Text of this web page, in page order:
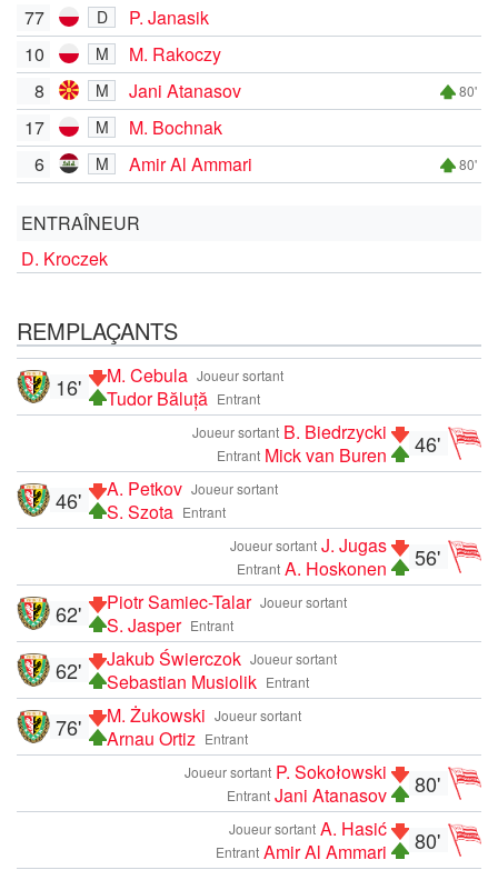
77 D
P. Janasik
10
M
M. Rakoczy
8
M Jani Atanasov 80'
17 M
M. Bochnak
6
M Amir Al Ammari 80'
ENTRAÎNEUR
D. Kroczek
REMPLAÇANTS
Joueur sortant
M. Cebula
Entrant
Tudor Băluță
16'
46'
Joueur sortant B. Biedrzycki
Entrant Mick van Buren
Joueur sortant
A. Petkov
Entrant
S. Szota
46'
56'
Joueur sortant J. Jugas
Entrant A. Hoskonen
Joueur sortant
Piotr Samiec-Talar
Entrant
S. Jasper
62'
Joueur sortant
Jakub Świerczok
Entrant
Sebastian Musiolik
62'
Joueur sortant
M. Żukowski
Entrant
Arnau Ortiz
76'
80'
Joueur sortant P. Sokołowski
Entrant Jani Atanasov
80'
Joueur sortant A. Hasić
Entrant Amir Al Ammari